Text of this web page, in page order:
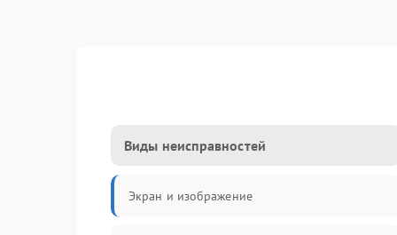
Виды неисправностей
Экран и изображение